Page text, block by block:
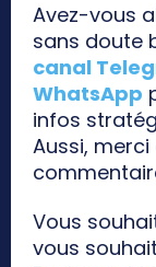
Avez-vous
sans doute
canal
WhatsApp
infos
Aussi,
Vous
vous